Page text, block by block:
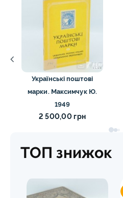
Українські поштові
марки. Максимчук Ю.
1949
2 500,00 грн
ТОП знижок